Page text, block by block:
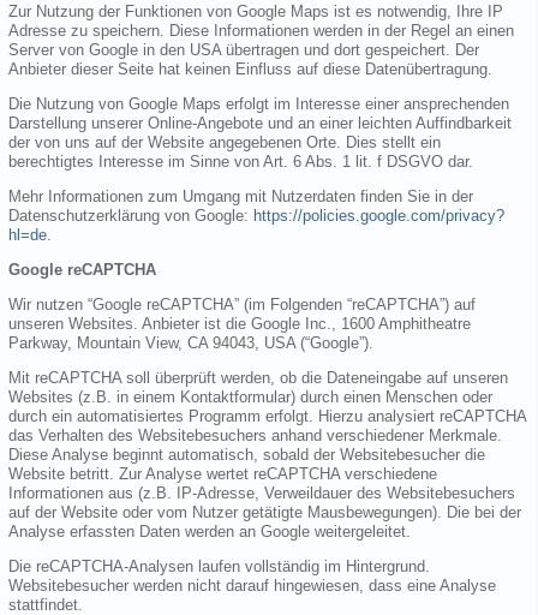
Zur Nutzung der Funktionen von Google Maps ist es notwendig, Ihre IP
Adresse zu speichern. Diese Informationen werden in der Regel an einen
Server von Google in den USA übertragen und dort gespeichert. Der
Anbieter dieser Seite hat keinen Einfluss auf diese Datenübertragung.
Die Nutzung von Google Maps erfolgt im Interesse einer ansprechenden
Darstellung unserer Online-Angebote und an einer leichten Auffindbarkeit
der von uns auf der Website angegebenen Orte. Dies stellt ein
berechtigtes Interesse im Sinne von Art. 6 Abs. 1 lit. f DSGVO dar.
Mehr Informationen zum Umgang mit Nutzerdaten finden Sie in der
Datenschutzerklärung von Google: https://policies.google.com/privacy?
hl=de
Google reCAPTCHA
Wir nutzen “Google reCAPTCHA” (im Folgenden “reCAPTCHA”) auf
unseren Websites. Anbieter ist die Google Inc., 1600 Amphitheatre
Parkway, Mountain View, CA 94043, USA (“Google”).
Mit reCAPTCHA soll überprüft werden, ob die Dateneingabe auf unseren
Websites (z.B. in einem Kontaktformular) durch einen Menschen oder
durch ein automatisiertes Programm erfolgt. Hierzu analysiert reCAPTCHA
das Verhalten des Websitebesuchers anhand verschiedener Merkmale.
Diese Analyse beginnt automatisch, sobald der Websitebesucher die
Website betritt. Zur Analyse wertet reCAPTCHA verschiedene
Informationen aus (z.B. IP-Adresse, Verweildauer des Websitebesuchers
auf der Website oder vom Nutzer getätigte Mausbewegungen). Die bei der
Analyse erfassten Daten werden an Google weitergeleitet.
Die reCAPTCHA-Analysen laufen vollständig im Hintergrund.
Websitebesucher werden nicht darauf hingewiesen, dass eine Analyse
stattfindet.